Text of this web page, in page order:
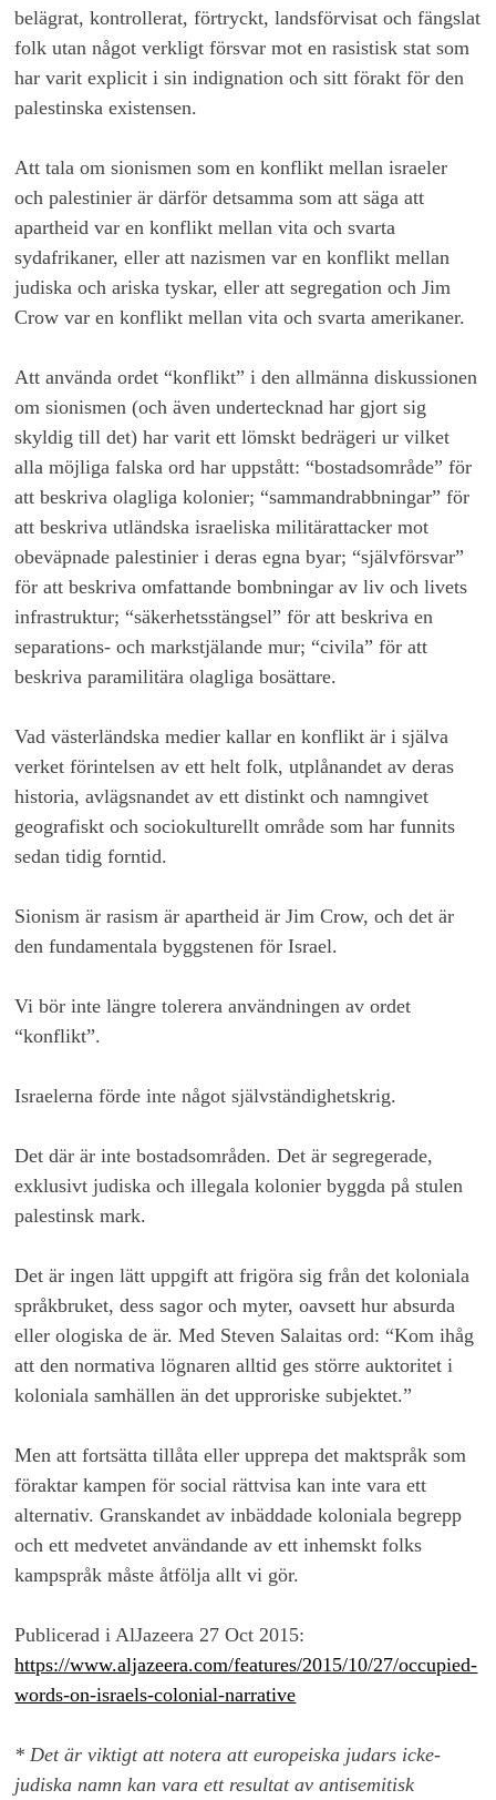
belägrat, kontrollerat, förtryckt, landsförvisat och fängslat
folk utan något verkligt försvar mot en rasistisk stat som
har varit explicit i sin indignation och sitt förakt för den
palestinska existensen.
Att tala om sionismen som en konflikt mellan israeler
och palestinier är därför detsamma som att säga att
apartheid var en konflikt mellan vita och svarta
sydafrikaner, eller att nazismen var en konflikt mellan
judiska och ariska tyskar, eller att segregation och Jim
Crow var en konflikt mellan vita och svarta amerikaner.
Att använda ordet “konflikt” i den allmänna diskussionen
om sionismen (och även undertecknad har gjort sig
skyldig till det) har varit ett lömskt bedrägeri ur vilket
alla möjliga falska ord har uppstått: “bostadsområde” för
att beskriva olagliga kolonier; “sammandrabbningar” för
att beskriva utländska israeliska militärattacker mot
obeväpnade palestinier i deras egna byar; “självförsvar”
för att beskriva omfattande bombningar av liv och livets
infrastruktur; “säkerhetsstängsel” för att beskriva en
separations- och markstjälande mur; “civila” för att
beskriva paramilitära olagliga bosättare.
Vad västerländska medier kallar en konflikt är i själva
verket förintelsen av ett helt folk, utplånandet av deras
historia, avlägsnandet av ett distinkt och namngivet
geografiskt och sociokulturellt område som har funnits
sedan tidig forntid.
Sionism är rasism är apartheid är Jim Crow, och det är
den fundamentala byggstenen för Israel.
Vi bör inte längre tolerera användningen av ordet
“konflikt”.
Israelerna förde inte något självständighetskrig.
Det där är inte bostadsområden. Det är segregerade,
exklusivt judiska och illegala kolonier byggda på stulen
palestinsk mark.
Det är ingen lätt uppgift att frigöra sig från det koloniala
språkbruket, dess sagor och myter, oavsett hur absurda
eller ologiska de är. Med Steven Salaitas ord: “Kom ihåg
att den normativa lögnaren alltid ges större auktoritet i
koloniala samhällen än det upproriske subjektet.”
Men att fortsätta tillåta eller upprepa det maktspråk som
föraktar kampen för social rättvisa kan inte vara ett
alternativ. Granskandet av inbäddade koloniala begrepp
och ett medvetet användande av ett inhemskt folks
kampspråk måste åtfölja allt vi gör.
Publicerad i AlJazeera 27 Oct 2015:
https://www.aljazeera.com/features/2015/10/27/occupied-
words-on-israels-colonial-narrative
* Det är viktigt att notera att europeiska judars icke-
judiska namn kan vara ett resultat av antisemitisk